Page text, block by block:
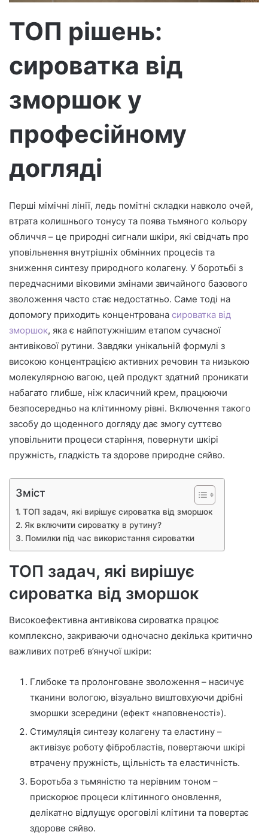
о
н
о
и
с
т
ТОП рішень:
сироватка від
зморшок у
професійному
догляді
Перші мімічні лінії, ледь помітні складки навколо очей,
втрата колишнього тонусу та поява тьмяного кольору
обличчя – це природні сигнали шкіри, які свідчать про
уповільнення внутрішніх обмінних процесів та
зниження синтезу природного колагену. У боротьбі з
передчасними віковими змінами звичайного базового
зволоження часто стає недостатньо. Саме тоді на
допомогу приходить концентрована сироватка від
зморшок, яка є найпотужнішим етапом сучасної
антивікової рутини. Завдяки унікальній формулі з
високою концентрацією активних речовин та низькою
молекулярною вагою, цей продукт здатний проникати
набагато глибше, ніж класичний крем, працюючи
безпосередньо на клітинному рівні. Включення такого
засобу до щоденного догляду дає змогу суттєво
уповільнити процеси старіння, повернути шкірі
пружність, гладкість та здорове природне сяйво.
Зміст
ТОП задач, які вирішує сироватка від зморшок
Як включити сироватку в рутину?
Помилки під час використання сироватки
ТОП задач, які вирішує
сироватка від зморшок
Високоефективна антивікова сироватка працює
комплексно, закриваючи одночасно декілька критично
важливих потреб в’янучої шкіри:
Глибоке та пролонговане зволоження – насичує
тканини вологою, візуально виштовхуючи дрібні
зморшки зсередини (ефект «наповненості»).
Стимуляція синтезу колагену та еластину –
активізує роботу фібробластів, повертаючи шкірі
втрачену пружність, щільність та еластичність.
Боротьба з тьмяністю та нерівним тоном –
прискорює процеси клітинного оновлення,
делікатно відлущує ороговілі клітини та повертає
здорове сяйво.